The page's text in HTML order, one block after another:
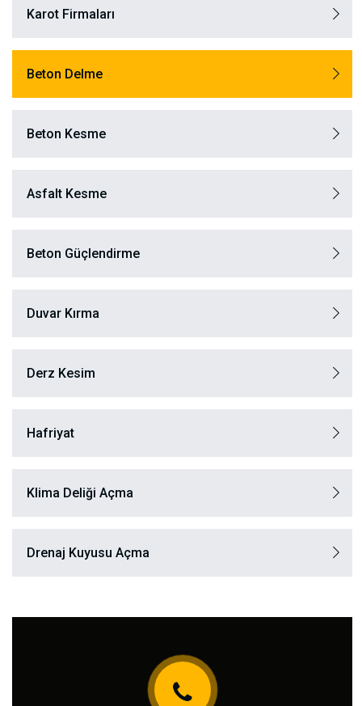
Karot Firmaları
Beton Delme
Beton Kesme
Asfalt Kesme
Beton Güçlendirme
Duvar Kırma
Derz Kesim
Hafriyat
Klima Deliği Açma
Drenaj Kuyusu Açma